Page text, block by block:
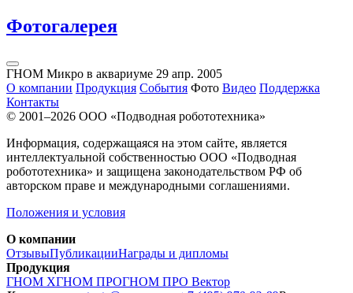
Фотогалерея
ГНОМ Микро в аквариуме 29 апр. 2005
О компании Продукция События Фото Видео Поддержка
Контакты
© 2001–2026 ООО «Подводная робототехника»
Информация, содержащаяся на этом сайте, является
интеллектуальной собственностью ООО «Подводная
робототехника» и защищена законодательством РФ об
авторском праве и международными соглашениями.
Положения и условия
О компании
ОтзывыПубликацииНаграды и дипломы
Продукция
ГНОМ XГНОМ ПРОГНОМ ПРО Вектор